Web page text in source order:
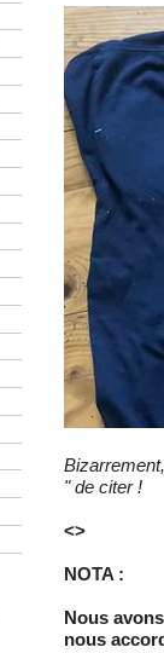
" de citer !
<>
NOTA :
Nous
nous